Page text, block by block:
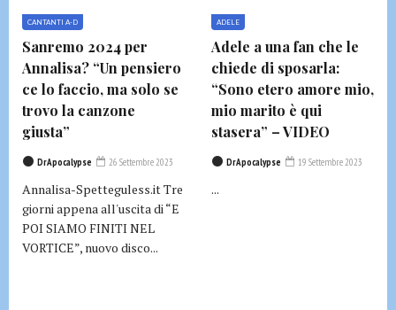
CANTANTI A-D
Sanremo 2024 per
Annalisa? “Un pensiero
ce lo faccio, ma solo se
trovo la canzone
giusta”
DrApocalypse 26 Settembre 2023
Annalisa-Spetteguless.it Tre
giorni appena all'uscita di “E
POI SIAMO FINITI NEL
VORTICE”, nuovo disco...
ADELE
Adele a una fan che le
chiede di sposarla:
“Sono etero amore mio,
mio marito è qui
stasera” – VIDEO
DrApocalypse 19 Settembre 2023
...